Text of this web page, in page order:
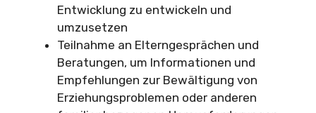
Entwicklung zu entwickeln und
umzusetzen
Teilnahme an Elterngesprächen und
Beratungen, um Informationen und
Empfehlungen zur Bewältigung von
Erziehungsproblemen oder anderen